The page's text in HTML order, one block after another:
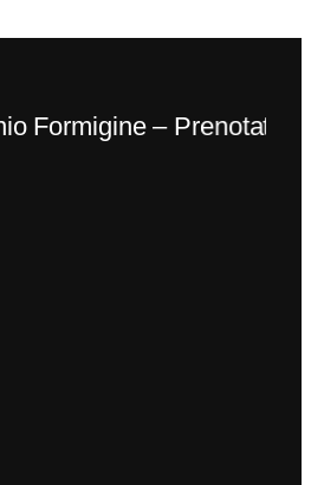
– Prenotate un